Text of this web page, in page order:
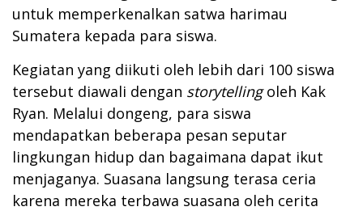
untuk memperkenalkan satwa harimau
Sumatera kepada para siswa.
Kegiatan yang diikuti oleh lebih dari 100 siswa
tersebut diawali dengan storytellingoleh Kak
Ryan. Melalui dongeng, para siswa
mendapatkan beberapa pesan seputar
lingkungan hidup dan bagaimana dapat ikut
menjaganya. Suasana langsung terasa ceria
karena mereka terbawa suasana oleh cerita